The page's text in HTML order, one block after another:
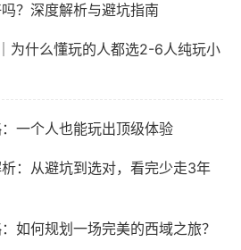
？深度解析与避坑指南
为什么懂玩的人都选2-6人纯玩小
一个人也能玩出顶级体验
：从避坑到选对，看完少走3年
如何规划一场完美的西域之旅？